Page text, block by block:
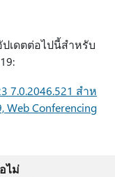
เดตต่อไปนี้สําหรับ
7.0.2046.521 สําห
Web Conferencing
ไม่